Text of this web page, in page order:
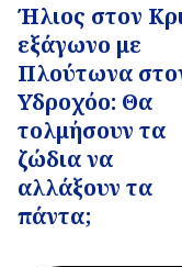
Ήλιος στον
εξάγωνο με
Πλούτωνα
Υδροχόο: Θα
τολμήσουν τα
ζώδια να
αλλάξουν τα
πάντα;